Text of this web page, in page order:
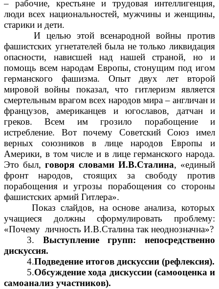
– рабочие, крестьяне и трудовая интеллигенция,
люди всех национальностей, мужчины и женщины,
старики и дети.
И целью этой всенародной войны против
фашистских угнетателей была не только ликвидация
опасности, нависшей над нашей страной, но и
помощь всем народам Европы, стонущим под игом
германского фашизма. Опыт двух лет второй
мировой войны показал, что гитлеризм является
смертельным врагом всех народов мира – англичан и
французов, американцев и югославов, датчан и
греков. Всем им грозило порабощение и
истребление. Вот почему Советский Союз имел
верных союзников в лице народов Европы и
Америки, в том числе и в лице германского народа.
Это был,говоря словами И.В.Сталина, «единый
фронт народов, стоящих за свободу против
порабощения и угрозы порабощения со стороны
фашистских армий Гитлера».
Показ слайдов, на основе анализа, которых
учащиеся должны сформулировать проблему:
«Почему личность И.В.Сталина так неоднозначна»?
3. Выступление групп: непосредственно
дискуссия.
4.Подведение итогов дискуссии (рефлексия).
5.Обсуждение хода дискуссии (самооценка и
самоанализ участников).